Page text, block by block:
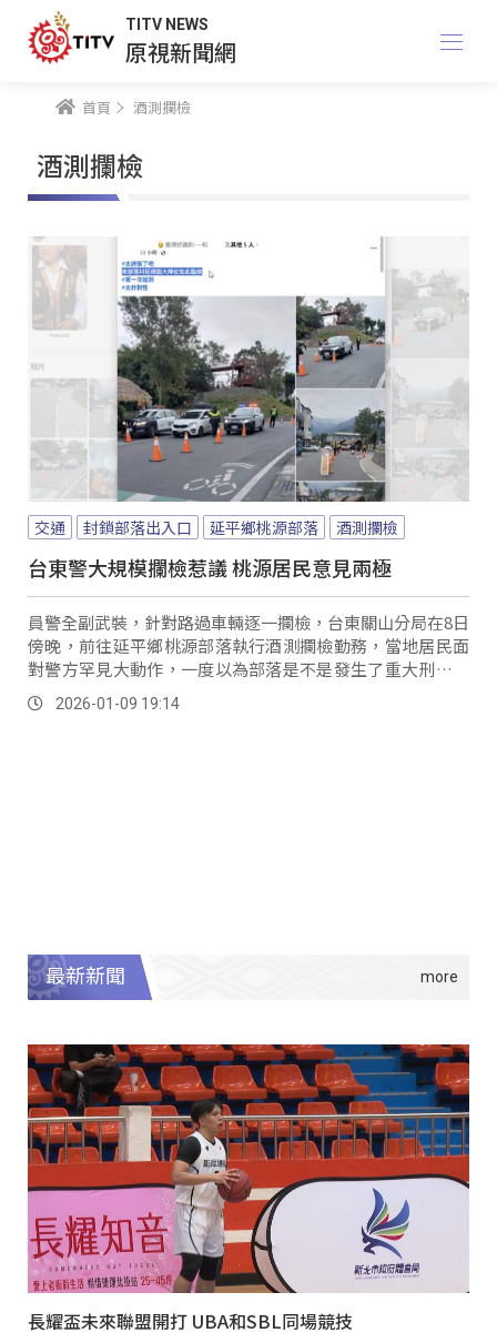
TITV NEWS
原視新聞網
首頁 酒測攔檢
酒測攔檢
交通 封鎖部落出入口 延平鄉桃源部落 酒測攔檢
台東警大規模攔檢惹議 桃源居民意見兩極
員警全副武裝，針對路過車輛逐一攔檢，台東關山分局在8日
傍晚，前往延平鄉桃源部落執行酒測攔檢勤務，當地居民面
對警方罕見大動作，一度以為部落是不是發生了重大刑案，
表示過去從未見過如此大陣仗。
2026-01-09 19:14
最新新聞
長耀盃未來聯盟開打 UBA和SBL同場競技